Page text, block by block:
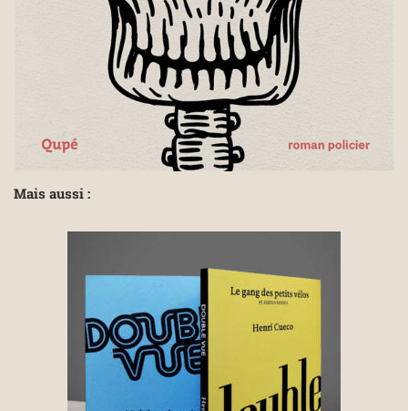
Mais aussi :